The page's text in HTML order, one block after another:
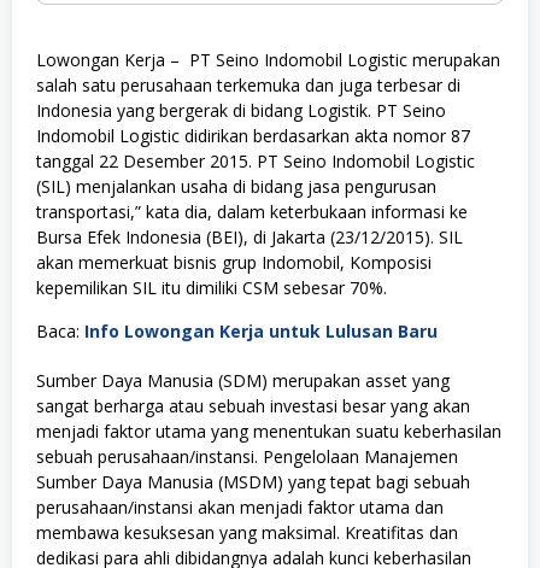
Lowongan Kerja – PT Seino Indomobil Logistic merupakan
salah satu perusahaan terkemuka dan juga terbesar di
Indonesia yang bergerak di bidang Logistik. PT Seino
Indomobil Logistic didirikan berdasarkan akta nomor 87
tanggal 22 Desember 2015. PT Seino Indomobil Logistic
(SIL) menjalankan usaha di bidang jasa pengurusan
transportasi,” kata dia, dalam keterbukaan informasi ke
Bursa Efek Indonesia (BEI), di Jakarta (23/12/2015). SIL
akan memerkuat bisnis grup Indomobil, Komposisi
kepemilikan SIL itu dimiliki CSM sebesar 70%.
Baca: Info Lowongan Kerja untuk Lulusan Baru
Sumber Daya Manusia (SDM) merupakan asset yang
sangat berharga atau sebuah investasi besar yang akan
menjadi faktor utama yang menentukan suatu keberhasilan
sebuah perusahaan/instansi. Pengelolaan Manajemen
Sumber Daya Manusia (MSDM) yang tepat bagi sebuah
perusahaan/instansi akan menjadi faktor utama dan
membawa kesuksesan yang maksimal. Kreatifitas dan
dedikasi para ahli dibidangnya adalah kunci keberhasilan